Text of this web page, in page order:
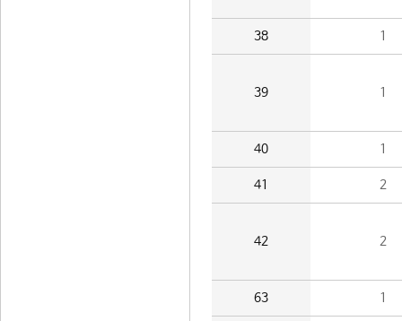
38 1
39 1
40 1
41 2
42 2
63 1